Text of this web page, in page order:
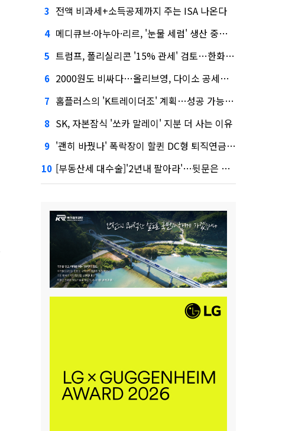
3 전액 비과세+소득공제까지 주는 ISA 나온다
4 메디큐브·아누아·리르, '눈물 세럼' 생산 중단한다
5 트럼프, 폴리실리콘 '15% 관세' 검토…한화큐셀·OCI 영향은?
6 2000원도 비싸다…올리브영, 다이소 공세에 '가성비'로 맞불
7 홈플러스의 'K트레이더조' 계획…성공 가능성은 '글쎄'
8 SK, 자본잠식 '쏘카 말레이' 지분 더 사는 이유
9 '괜히 바꿨나' 폭락장이 할퀸 DC형 퇴직연금…전문가 조언은
10 [부동산세 대수술]'2년내 팔아라'…뒷문은 열었다